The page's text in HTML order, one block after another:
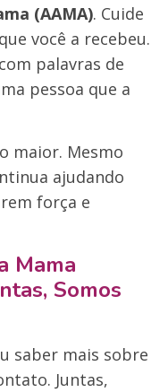
(AAMA). Cuide
você a recebeu.
palavras de
pessoa que a
maior. Mesmo
ajudando
força e
Mama
Somos
saber mais sobre
Juntas,